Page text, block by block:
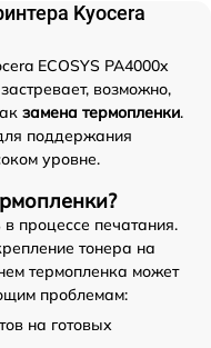
Kyocera
ECOSYS PA4000x
возможно,
замена термопленки.
поддержания
уровне.
процессе печатания.
тонера на
термопленка может
проблемам:
на готовых